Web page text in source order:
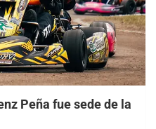
Peña fue sede de la